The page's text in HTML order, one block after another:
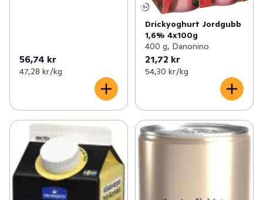
56,74 kr
47,28 kr /kg
Drickyoghurt Jordgubb
1,6% 4x100g
400 g, Danonino
21,72 kr
54,30 kr /kg